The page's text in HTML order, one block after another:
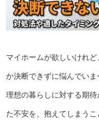
マイホームが欲しいけれ
か決断できずに悩んでいま
理想の暮らしに対する期
た不安を、抱えてしまうこ